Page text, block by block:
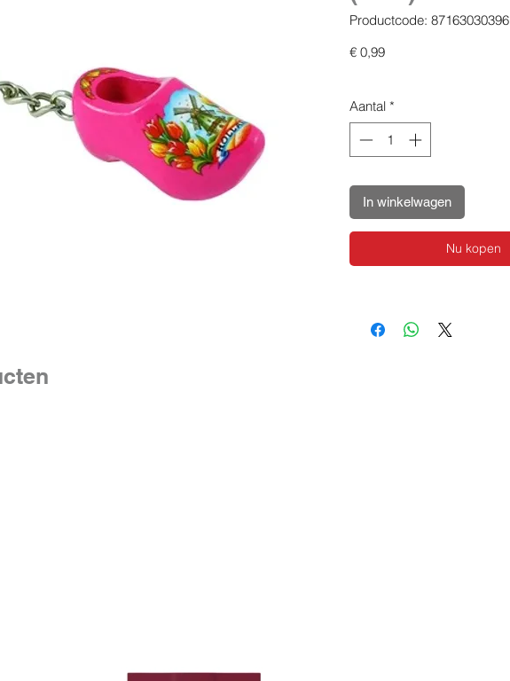
Productcode: 87163030396
€ 0,99Prijs
Aantal *
In winkelwagen
Nu kopen